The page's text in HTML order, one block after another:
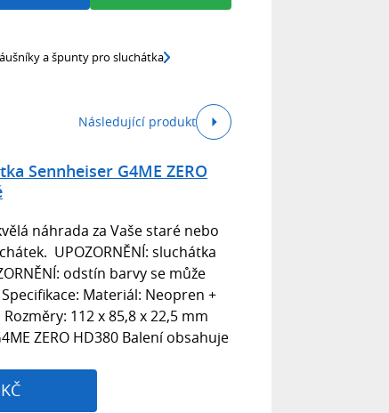
a špunty pro sluchátka
Následující produkt
Sennheiser G4ME ZERO
náhrada za Vaše staré nebo
UPOZORNĚNÍ: sluchátka
odstín barvy se může
Materiál: Neopren +
112 x 85,8 x 22,5 mm
ZERO HD380 Balení obsahuje